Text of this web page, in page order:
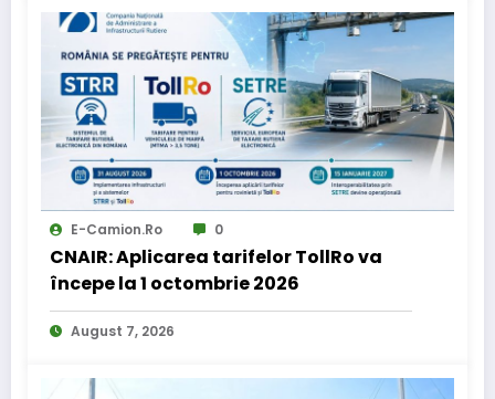
E-Camion.ro 0
CNAIR: Aplicarea tarifelor TollRo va
începe la 1 octombrie 2026
August 7, 2026